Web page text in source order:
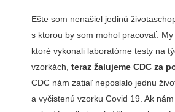
Ešte som nenašiel jedinú
s ktorou by som mohol pracovať. My
ktoré vykonali laboratórne testy na
vzorkách, teraz žalujeme CDC za
CDC nám zatiaľ neposlalo jednu
a vyčistenú vzorku Covid 19. Ak